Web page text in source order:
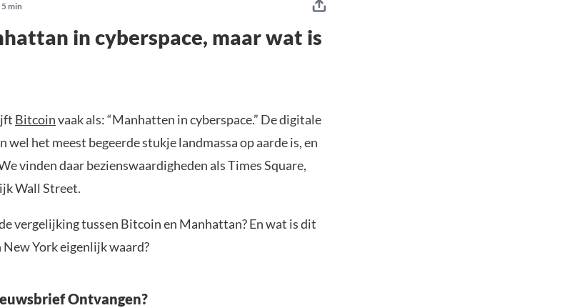
5 min
in cyberspace, maar wat is
Bitcoinvaak als: “Manhatten in cyberspace.” De digitale
wel het meest begeerde stukje landmassa op aarde is, en
vinden daar bezienswaardigheden als Times Square,
Wall Street.
vergelijking tussen Bitcoin en Manhattan? En wat is dit
York eigenlijk waard?
Ontvangen?